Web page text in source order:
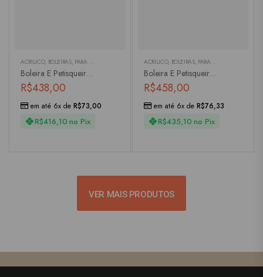
ACRÍLICO, BOLEIRAS, PARA SERVIR
Boleira E Petisqueira Em Acrílico Verde
R$438,00
R$416,10 no Pix
em até 6x de R$73,00
ACRÍLICO, BOLEIRAS, PARA SERVIR
Boleira E Petisqueira Em Acrílico Verde
R$458,00
R$435,10 no Pix
em até 6x de R$76,33
VER MAIS PRODUTOS